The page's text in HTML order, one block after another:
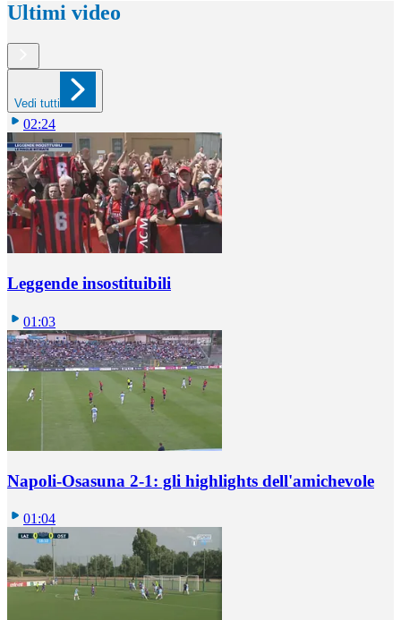
Ultimi video
Vedi tutti
02:24
Leggende insostituibili
01:03
Napoli-Osasuna 2-1: gli highlights dell'amichevole
01:04